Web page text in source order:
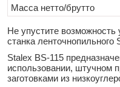
Масса нетто/брутто
Не упустите
станка
Stalex BS-115
использовании, штучном
заготовками из